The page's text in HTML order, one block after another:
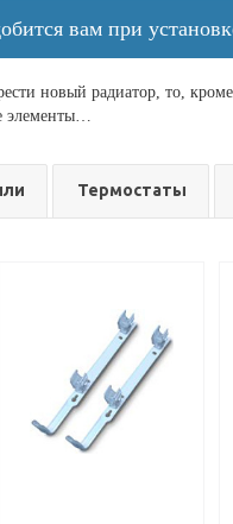
вам при
новый радиатор, то,
элементы…
Термостаты